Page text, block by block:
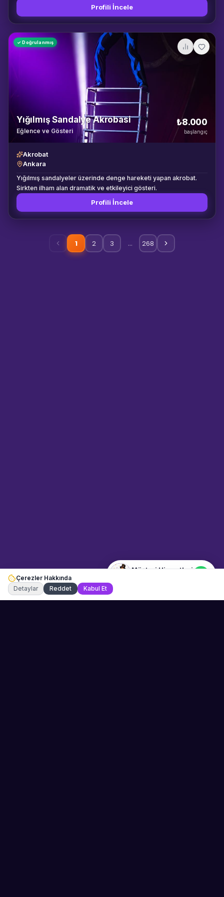
görüntü aktarım sistemleri Kamera monitörleri ve kayıt cihazları
Tripod, monopod, slider ve omuz sistemleri Gimbal ve kamera
Softbox, grid, reflektör, difüzyon ve ışık şekillendiriciler Boom
mikrofonu, yaka mikrofonu ve ses kayıt cihazları Green screen,
fon sistemleri ve taşınabilir çekim masaları Batarya, hafıza kartı,
kablo ve güç dağıtım ekipmanları Kamera asistanı, ışık
teknisyeni ve ses operatörü desteği Ekipman içeriği, stok
durumu ve projenin teknik ihtiyaçlarına göre belirlenir. Çekim
öncesinde gerekli bağlantılar ve aksesuarlar ayrıca kontrol
Profili İncele
✓ Doğrulanmış
Yığılmış Sandalye Akrobasi
Eğlence ve Gösteri
₺8.000
başlangıç
Akrobat
Ankara
Yığılmış sandalyeler üzerinde denge hareketi yapan akrobat.
Sirkten ilham alan dramatik ve etkileyici gösteri.
Profili İncele
1 2 3 … 268
Müşteri Hizmetleri
Çerezler Hakkında
Detaylar
Reddet Kabul Et